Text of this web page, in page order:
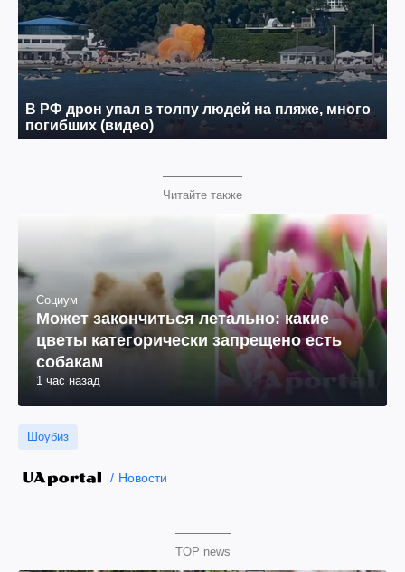
Читайте также
Социум
Может закончиться летально: какие
цветы категорически запрещено есть
собакам
1 час назад
Шоубиз
Новости
TOP news